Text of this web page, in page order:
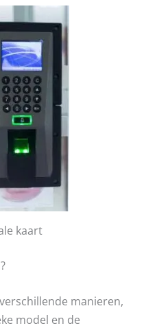
kaart
manieren,
model en de